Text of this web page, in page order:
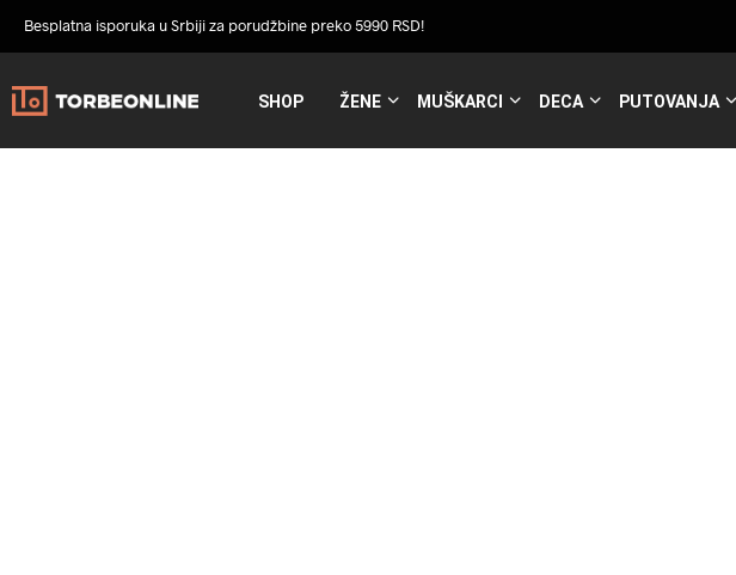
Besplatna isporuka u Srbiji za porudžbine preko 5990 RSD!
SHOP ŽENE MUŠKARCI DECA PUTOVANJA